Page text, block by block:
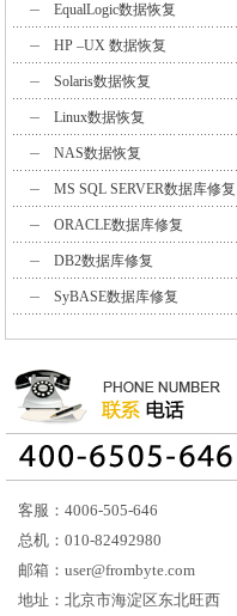
EqualLogic数据恢复
HP –UX 数据恢复
Solaris数据恢复
Linux数据恢复
NAS数据恢复
MS SQL SERVER数据库修复
ORACLE数据库修复
DB2数据库修复
SyBASE数据库修复
客服：4006-505-646
总机：010-82492980
邮箱：user@frombyte.com
地址：北京市海淀区东北旺西